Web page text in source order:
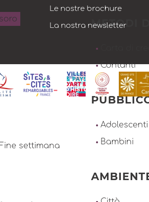
settimana
METODI
Contanti
Adolescenti
Bambini
Le nostre brochure
La nostra newsletter